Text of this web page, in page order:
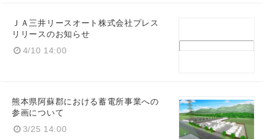
ＪＡ三井リースオート株式会社プレス
リリースのお知らせ
4/10 14:00
熊本県阿蘇郡における蓄電所事業への
参画について
3/25 14:00